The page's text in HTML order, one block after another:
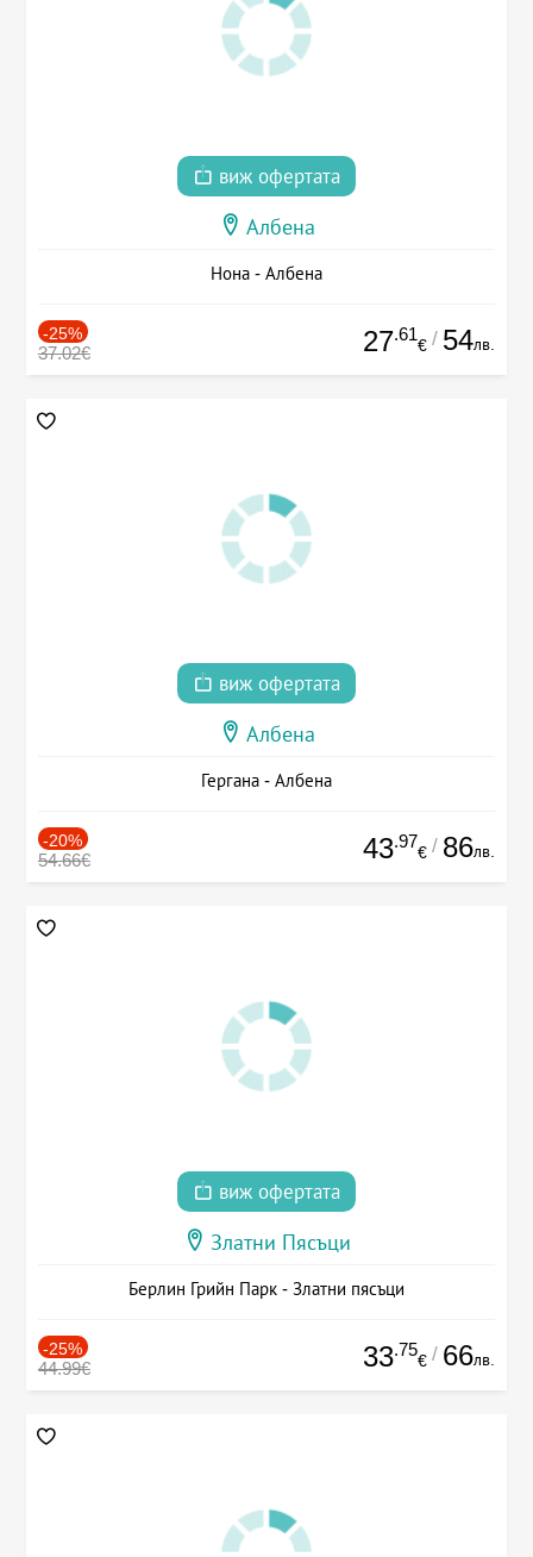
виж офертата
Албена
Нона - Албена
-25%
37.02€ 27.61
€ / 54лв.
виж офертата
Албена
Гергана - Албена
-20%
54.66€ 43.97
€ / 86лв.
виж офертата
Златни Пясъци
Берлин Грийн Парк - Златни пясъци
-25%
44.99€ 33.75
€ / 66лв.